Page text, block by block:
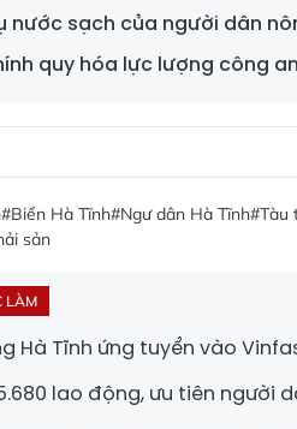
nước sạch của người dân
quy hóa lực lượng công
#Biển Hà Tĩnh#Ngư dân Hà Tĩnh#Tàu
sản
LÀM
Hà Tĩnh ứng tuyển vào
lao động, ưu tiên người